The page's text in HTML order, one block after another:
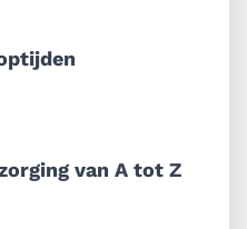
van A tot Z